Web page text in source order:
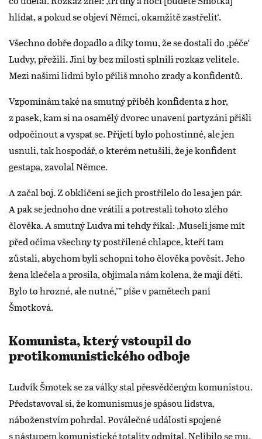
hlídat, a pokud se objeví Němci, okamžitě zastřelit‘.
Všechno dobře dopadlo a díky tomu, že se dostali do ‚péče‘
Ludvy, přežili. Jiní by bez milosti splnili rozkaz velitele.
Mezi našimi lidmi bylo příliš mnoho zrady a konfidentů.
Vzpomínám také na smutný příběh konfidenta z hor,
z pasek, kam si na osamělý dvorec unavení partyzáni přišli
odpočinout a vyspat se. Přijetí bylo pohostinné, ale jen
usnuli, tak hospodář, o kterém netušili, že je konfident
gestapa, zavolal Němce.
A začal boj. Z obklíčení se jich prostřílelo do lesa jen pár.
A pak se jednoho dne vrátili a potrestali tohoto zlého
člověka. A smutný Ludva mi tehdy říkal: ‚Museli jsme mít
před očima všechny ty postřílené chlapce, kteří tam
zůstali, abychom byli schopni toho člověka pověsit. Jeho
žena klečela a prosila, objímala nám kolena, že mají děti.
Bylo to hrozné, ale nutné,’” píše v pamětech paní
Šmotková.
Komunista, který vstoupil do
protikomunistického odboje
Ludvík Šmotek se za války stal přesvědčeným komunistou.
Představoval si, že komunismus je spásou lidstva,
náboženstvím pohrdal. Poválečné události spojené
s nástupem komunistické totality odmítal. Nelíbilo se mu,